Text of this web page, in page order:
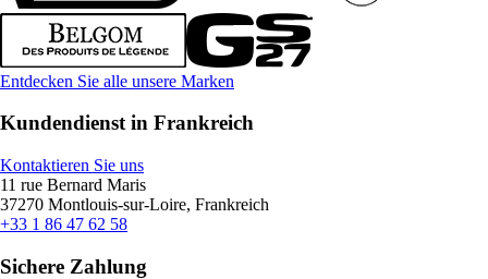
Entdecken Sie alle unsere Marken
Kundendienst in Frankreich
Kontaktieren Sie uns
11 rue Bernard Maris
37270 Montlouis-sur-Loire, Frankreich
+33 1 86 47 62 58
Sichere Zahlung